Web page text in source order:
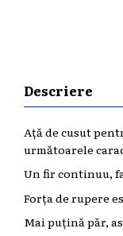
Descriere
Ață de cusut
următoarele
Un fir continuu,
Forța de rupere
Mai puțină păr,